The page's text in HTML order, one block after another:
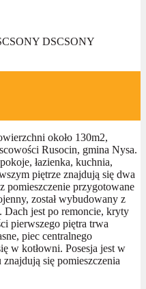
SONY DSCSONY
około 130m2,
Rusocin, gmina Nysa.
łazienka, kuchnia,
piętrze znajdują się dwa
pomieszczenie przygotowane
został wybudowany z
Dach jest po remoncie, kryty
pierwszego piętra trwa
piec centralnego
w kotłowni. Posesja jest w
się pomieszczenia